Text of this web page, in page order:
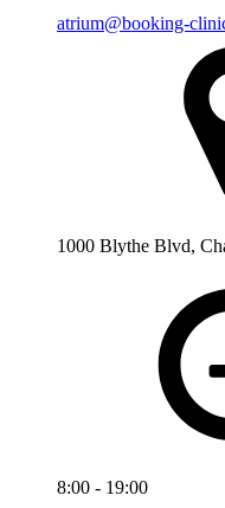
atrium@booking-
1000 Blythe Blvd,
8:00 - 19:00